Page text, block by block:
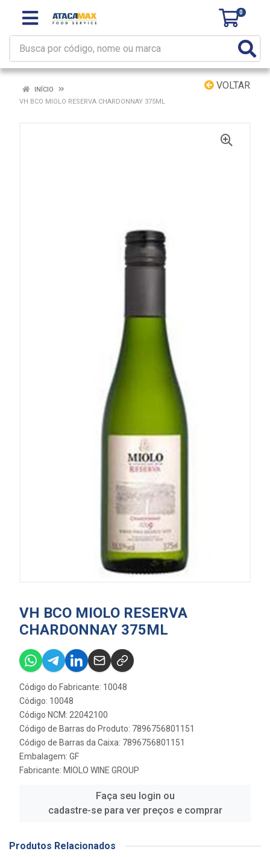
0
VOLTAR
INÍCIO
VH BCO MIOLO RESERVA CHARDONNAY 375ML
VH BCO MIOLO RESERVA
CHARDONNAY 375ML
Código do Fabricante: 10048
Código: 10048
Código NCM: 22042100
Código de Barras do Produto: 7896756801151
Código de Barras da Caixa: 7896756801151
Embalagem: GF
Fabricante: MIOLO WINE GROUP
Faça seu login ou
cadastre-se para ver preços e comprar
Produtos Relacionados